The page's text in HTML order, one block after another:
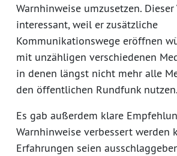
Warnhinweise umzusetzen.
interessant, weil er zusätzliche
Kommunikationswege eröffnen
mit unzähligen verschiedenen
in denen längst nicht mehr alle
den öffentlichen Rundfunk nutzen.
Es gab außerdem klare
Warnhinweise verbessert werden
Erfahrungen seien